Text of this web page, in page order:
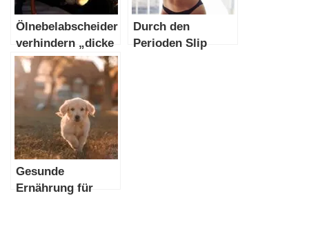
Ölnebelabscheider
verhindern „dicke
Luft“ im Betrieb
Durch den
Perioden Slip
Gesunde
Ernährung für